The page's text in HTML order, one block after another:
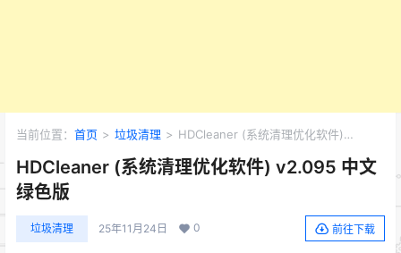
当前位置： 首页 > 垃圾清理 > HDCleaner (系统清理优化软件)
HDCleaner (系统清理优化软件) v2.095 中文
绿色版
垃圾清理 25年11月24日 0 前往下载